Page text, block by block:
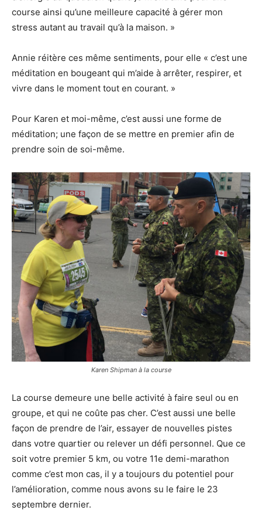
course ainsi qu’une meilleure capacité à gérer mon
stress autant au travail qu’à la maison. »
Annie réitère ces même sentiments, pour elle « c’est une
méditation en bougeant qui m’aide à arrêter, respirer, et
vivre dans le moment tout en courant. »
Pour Karen et moi-même, c’est aussi une forme de
méditation; une façon de se mettre en premier afin de
prendre soin de soi-même.
Karen Shipman à la course
La course demeure une belle activité à faire seul ou en
groupe, et qui ne coûte pas cher. C’est aussi une belle
façon de prendre de l’air, essayer de nouvelles pistes
dans votre quartier ou relever un défi personnel. Que ce
soit votre premier 5 km, ou votre 11e demi-marathon
comme c’est mon cas, il y a toujours du potentiel pour
l’amélioration, comme nous avons su le faire le 23
septembre dernier.